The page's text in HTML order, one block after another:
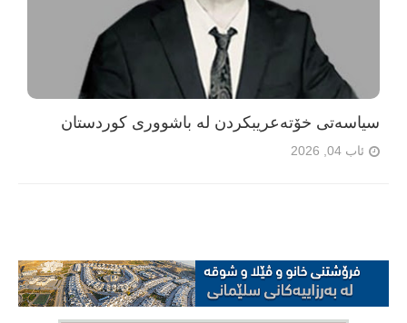
سیاسەتی خۆتەعریبکردن لە باشووری کوردستان
ئاب 04, 2026